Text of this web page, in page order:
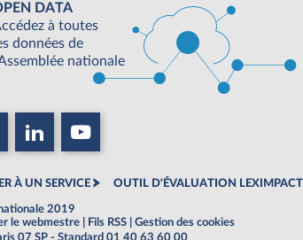
DATA
à toutes
données de
nationale
À UN SERVICE OUTIL D'ÉVALUATION LEXIMPACT
2019
le webmestre Fils RSS
Gestion des cookies
07 SP - Standard 01 40 63 60 00